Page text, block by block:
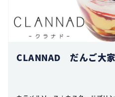
CLANNAD だんご大